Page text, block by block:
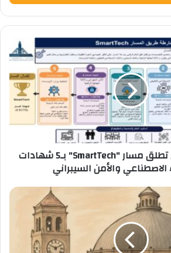
جامعة عين شمس تطلق مسار "SmartTech" بـ5 شهادات
والأمن السيبراني